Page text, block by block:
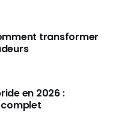
transformer
en 2026 :
complet